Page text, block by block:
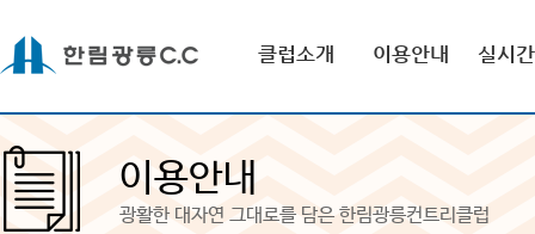
클럽소개 이용안내 실시
이용안내
광활한 대자연 그대로를 담은 한림광릉컨트리클럽